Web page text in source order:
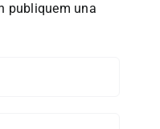
publiquem una